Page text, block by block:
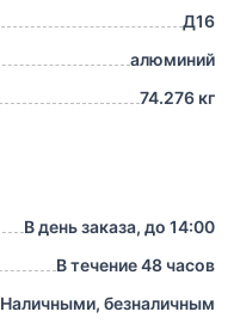
Д16
алюминий
74.276 кг
В день заказа, до 14:00
В течение 48 часов
Наличными, безналичным